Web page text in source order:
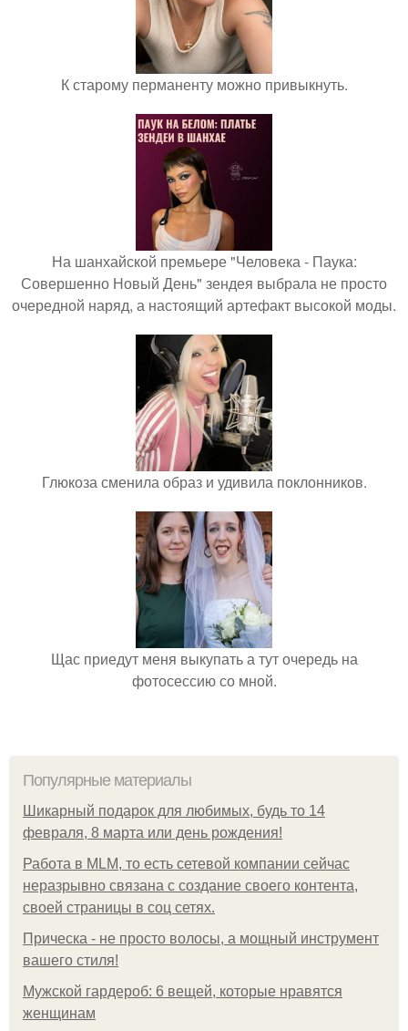
К старому перманенту можно привыкнуть.
На шанхайской премьере "Человека - Паука:
Совершенно Новый День" зендея выбрала не просто
очередной наряд, а настоящий артефакт высокой моды.
Глюкоза сменила образ и удивила поклонников.
Щас приедут меня выкупать а тут очередь на
фотосессию со мной.
Популярные материалы
Шикарный подарок для любимых, будь то 14
февраля, 8 марта или день рождения!
Работа в MLM, то есть сетевой компании сейчас
неразрывно связана с создание своего контента,
своей страницы в соц сетях.
Прическа - не просто волосы, а мощный инструмент
вашего стиля!
Мужской гардероб: 6 вещей, которые нравятся
женщинам